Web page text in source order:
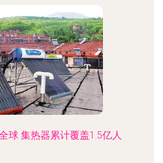
球 集热器累计覆盖1.5亿人